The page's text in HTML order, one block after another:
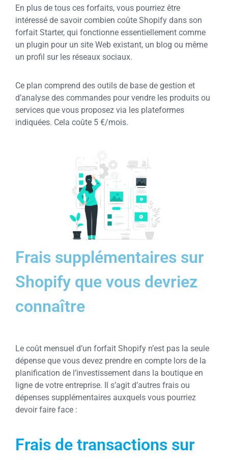
En plus de tous ces forfaits, vous pourriez être
intéressé de savoir combien coûte Shopify dans son
forfait Starter, qui fonctionne essentiellement comme
un plugin pour un site Web existant, un blog ou même
un profil sur les réseaux sociaux.
Ce plan comprend des outils de base de gestion et
d’analyse des commandes pour vendre les produits ou
services que vous proposez via les plateformes
indiquées. Cela coûte 5 €/mois.
Frais supplémentaires sur
Shopify que vous devriez
connaître
Le coût mensuel d’un forfait Shopify n’est pas la seule
dépense que vous devez prendre en compte lors de la
planification de l’investissement dans la boutique en
ligne de votre entreprise. Il s’agit d’autres frais ou
dépenses supplémentaires auxquels vous pourriez
devoir faire face :
Frais de transactions sur